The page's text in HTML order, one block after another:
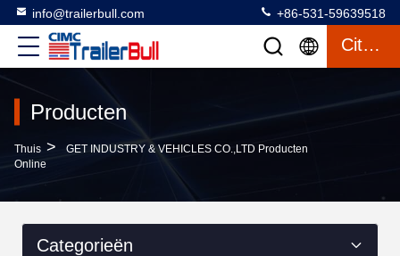
info@trailerbull.com +86-531-59639518
Citaat
Producten
Thuis >
GET INDUSTRY & VEHICLES CO.,LTD Producten
Online
Categorieën